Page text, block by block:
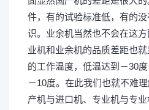
件，有的试验标准低，有的
识。业余机当然也不会在这
业机和业余机的品质差距也
的工作温度，低温达到－30
－10度。在此我们也就不难
产机与进口机、专业机与专